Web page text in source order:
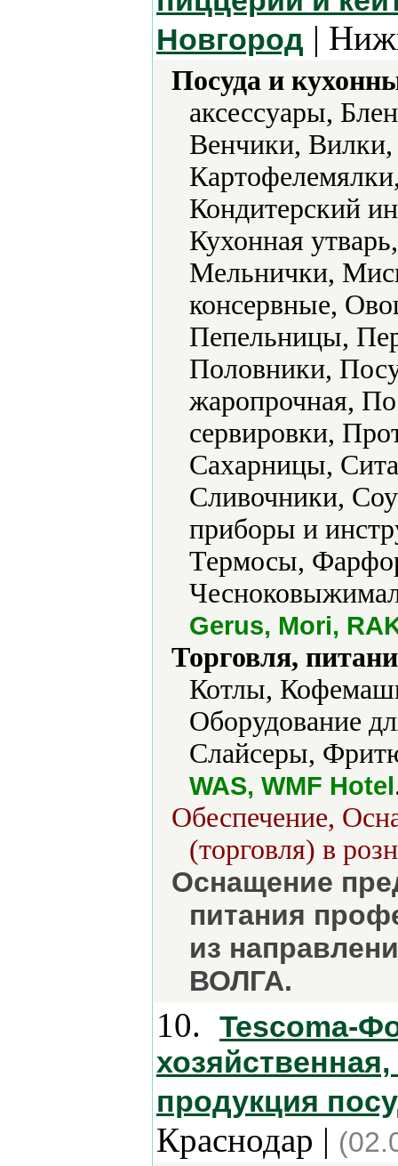
Новгород |
Посуда и
аксессуары,
Венчики,
Кондитерский
Кухонная
Мельнички,
консервные,
Пепельницы,
Половники,
жаропрочная,
сервировки,
Сахарницы,
Сливочники,
приборы и
Термосы,
Gerus, Mori,
Торговля,
Котлы,
Оборудование
Слайсеры,
WAS, WMF Hotel
Обеспечение,
(торговля) в
Оснащение
питания
из
ВОЛГА.
10.
Tescoma-
продукция
Краснодар |